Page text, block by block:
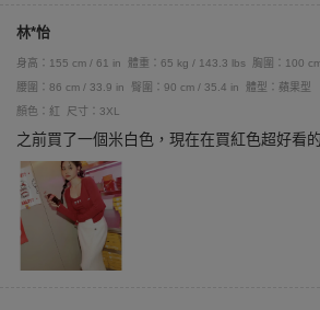
林*怡
身高：155 cm / 61 in 體重：65 kg / 143.3 lbs
胸圍：100
腰圍：86 cm / 33.9 in
臀圍：90 cm / 35.4 in
體型：蘋果型
顏色：紅
尺寸：3XL
之前買了一個米白色，現在在買紅色超好看的